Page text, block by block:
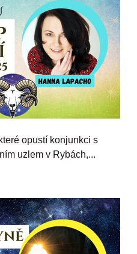
opustí konjunkci s
uzlem v Rybách,...